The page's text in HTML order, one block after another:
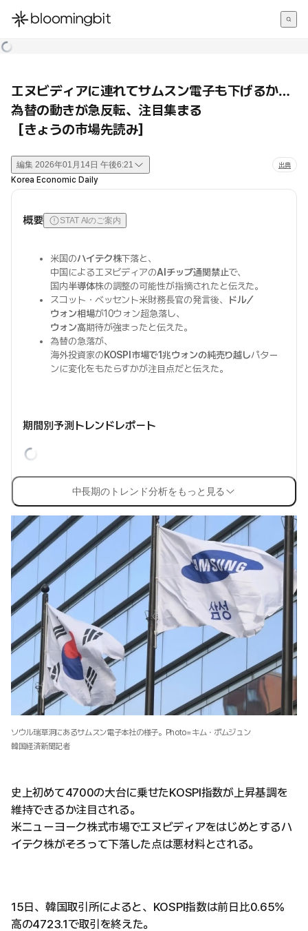
한국어
エヌビディアに連れてサムスン電子も下げるか…
為替の動きが急反転、注目集まる
［きょうの市場先読み］
編集 2026年01月14日 午後6:21 出典
Korea Economic Daily
概要 STAT AIのご案内
米国のハイテク株下落と、
中国によるエヌビディアのAIチップ通関禁止で、
国内半導体株の調整の可能性が指摘されたと伝えた。
スコット・ベッセント米財務長官の発言後、
ドル／
ウォン相場が10ウォン超急落し、
ウォン高期待が強まったと伝えた。
為替の急落が、
海外投資家のKOSPI市場で1兆ウォンの純売り越しパター
ンに変化をもたらすかが注目点だと伝えた。
期間別予測トレンドレポート
中長期のトレンド分析をもっと見る
ソウル瑞草洞にあるサムスン電子本社の様子。Photo=キム・ボムジュン
韓国経済新聞記者
史上初めて4700の大台に乗せたKOSPI指数が上昇基調を
維持できるか注目される。
米ニューヨーク株式市場でエヌビディアをはじめとするハ
イテク株がそろって下落した点は悪材料とされる。
15日、韓国取引所によると、KOSPI指数は前日比0.65%
高の4723.1で取引を終えた。